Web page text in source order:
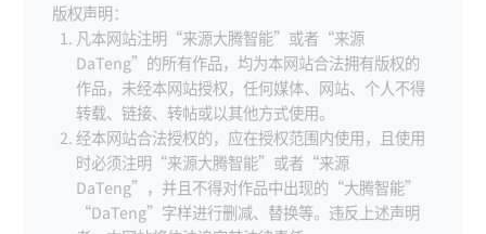
版权声明：
凡本网站注明“来源大腾智能”或者“来源
DaTeng”的所有作品，均为本网站合法拥有版权的
作品，未经本网站授权，任何媒体、网站、个人不得
转载、链接、转帖或以其他方式使用。
经本网站合法授权的，应在授权范围内使用，且使用
时必须注明“来源大腾智能”或者“来源
DaTeng”，并且不得对作品中出现的“大腾智能”
“DaTeng”字样进行删减、替换等。违反上述声明